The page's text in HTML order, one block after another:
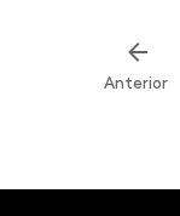
Anterior